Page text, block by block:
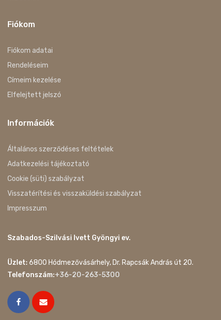
Fiókom
Fiókom adatai
Rendeléseim
Címeim kezelése
Elfelejtett jelszó
Információk
Általános szerződéses feltételek
Adatkezelési tájékoztató
Cookie (süti) szabályzat
Visszatérítési és visszaküldési szabályzat
Impresszum
Szabados-Szilvási Ivett Gyöngyi ev.
Üzlet: 6800 Hódmezővásárhely, Dr. Rapcsák András út 20.
Telefonszám:+36-20-263-5300